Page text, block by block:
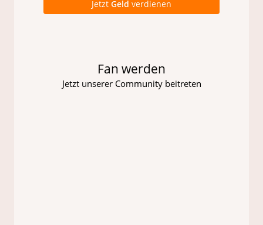
Jetzt Geld verdienen
Fan werden
Jetzt unserer Community beitreten